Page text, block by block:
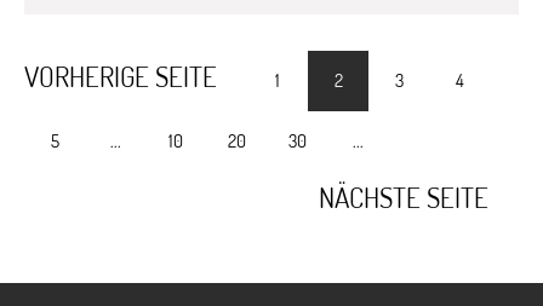
VORHERIGE SEITE 1 2 3 4
5 ... 10 20 30 ...
NÄCHSTE SEITE